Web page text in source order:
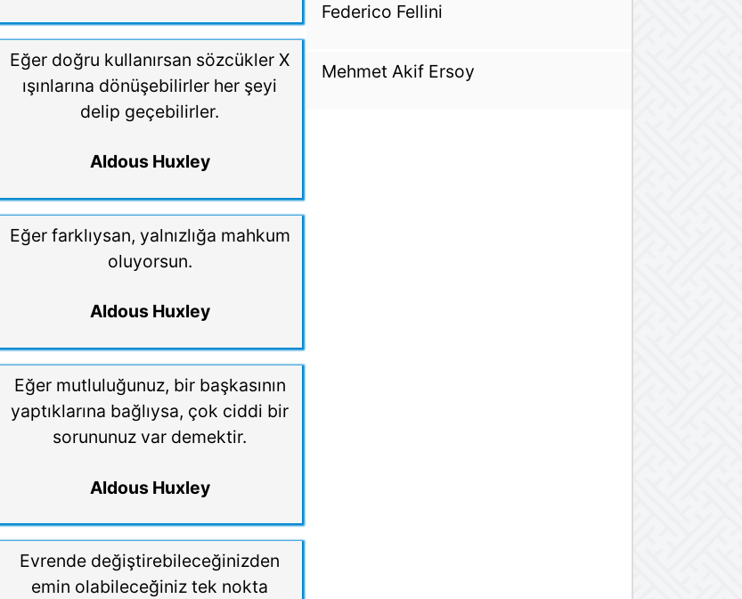
Eğer doğru kullanırsan sözcükler X
ışınlarına dönüşebilirler her şeyi
delip geçebilirler.
Aldous Huxley
Eğer farklıysan, yalnızlığa mahkum
oluyorsun.
Aldous Huxley
Eğer mutluluğunuz, bir başkasının
yaptıklarına bağlıysa, çok ciddi bir
sorununuz var demektir.
Aldous Huxley
Evrende değiştirebileceğinizden
emin olabileceğiniz tek nokta
Federico Fellini
Mehmet Akif Ersoy